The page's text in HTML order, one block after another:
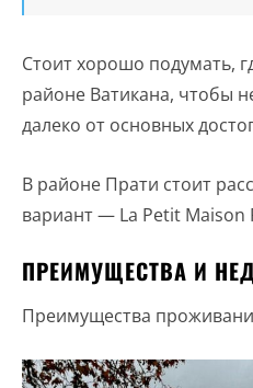
Стоит хорошо подумать,
районе Ватикана, чтобы
далеко от основных
В районе Прати стоит
вариант — La Petit Maison
ПРЕИМУЩЕСТВА И
Преимущества